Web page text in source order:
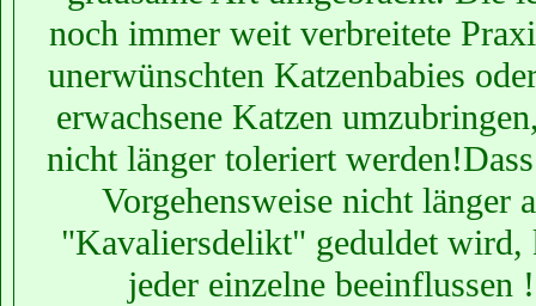
noch immer weit verbreitete
unerwünschten Katzenbabies
erwachsene Katzen
nicht länger toleriert
Vorgehensweise nicht länger
"Kavaliersdelikt" geduldet wird,
jeder einzelne beeinflussen !